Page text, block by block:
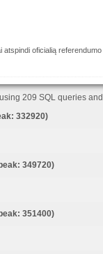
oficialią
209 SQL queries
332920)
349720)
351400)